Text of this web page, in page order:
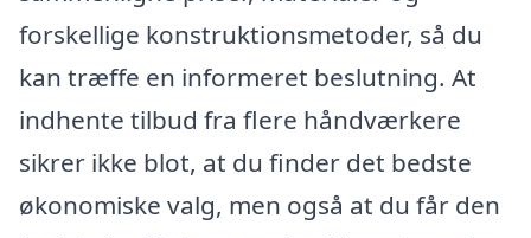
forskellige konstruktionsmetoder, så du
kan træffe en informeret beslutning. At
indhente tilbud fra flere håndværkere
sikrer ikke blot, at du finder det bedste
økonomiske valg, men også at du får den